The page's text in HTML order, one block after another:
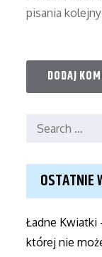
pisania
Search
OSTATNIE
Ładne
której nie